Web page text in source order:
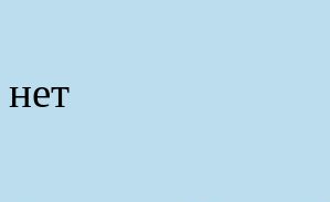
нет